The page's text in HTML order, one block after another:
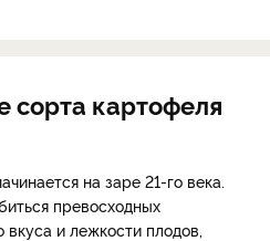
сорта картофеля
на заре 21-го века.
превосходных
и лежкости плодов,